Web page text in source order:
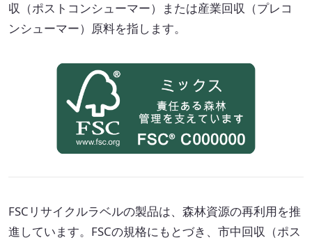
収（ポストコンシューマー）または産業回収（プレコ
ンシューマー）原料を指します。
FSCリサイクルラベルの製品は、森林資源の再利用を推
進しています。FSCの規格にもとづき、市中回収（ポス